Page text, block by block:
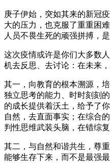
庚子伊始，突如其来的新冠
大的压力，也克服了重重困
人员不畏生死的顽强拼搏，
这次疫情或许是你们大多数
机去反思、去讨论：在未来
其一，向教育的根本溯源，
独立思考的能力、时时刻刻
的成长提供着沃土，给予了
自然，去直面事实；在综合
判性思维武装头脑，在错综
其二，与自然和谐共生，尊
能够生存下来，而不是最强